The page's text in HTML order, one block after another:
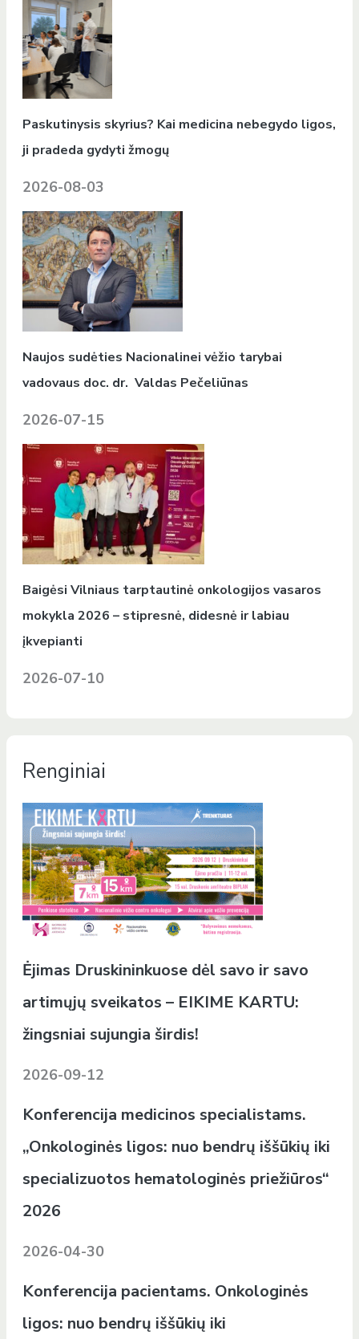
Paskutinysis skyrius? Kai medicina nebegydo ligos,
ji pradeda gydyti žmogų
2026-08-03
Naujos sudėties Nacionalinei vėžio tarybai
vadovaus doc. dr. Valdas Pečeliūnas
2026-07-15
Baigėsi Vilniaus tarptautinė onkologijos vasaros
mokykla 2026 – stipresnė, didesnė ir labiau
įkvepianti
2026-07-10
Renginiai
Ėjimas Druskininkuose dėl savo ir savo
artimųjų sveikatos – EIKIME KARTU:
žingsniai sujungia širdis!
2026-09-12
Konferencija medicinos specialistams.
„Onkologinės ligos: nuo bendrų iššūkių iki
specializuotos hematologinės priežiūros“
2026
2026-04-30
Konferencija pacientams. Onkologinės
ligos: nuo bendrų iššūkių iki